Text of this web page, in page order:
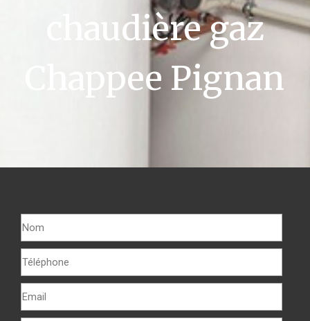
chaudière gaz
Chappee Pignan